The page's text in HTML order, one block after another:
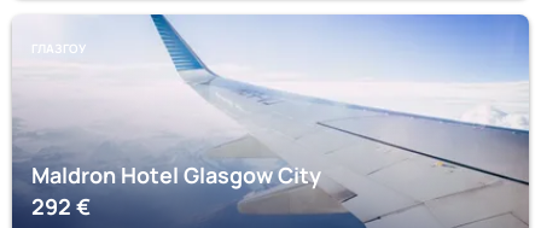
ГЛАЗГОУ
Maldron Hotel Glasgow City
292€